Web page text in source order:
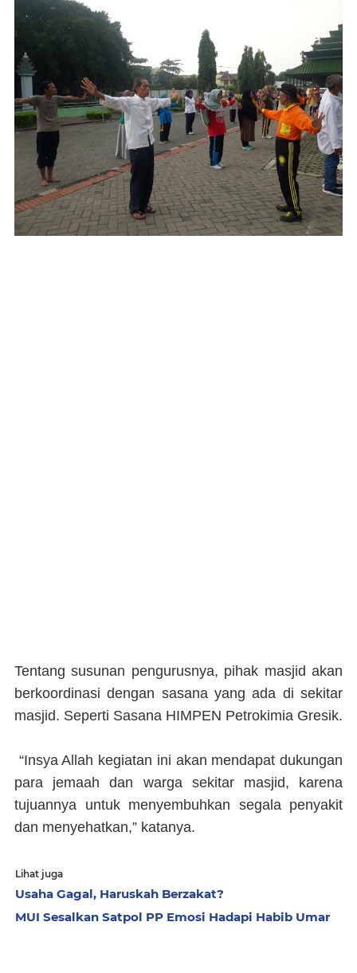
Tentang susunan pengurusnya, pihak masjid akan
berkoordinasi dengan sasana yang ada di sekitar
masjid. Seperti Sasana HIMPEN Petrokimia Gresik.
“Insya Allah kegiatan ini akan mendapat dukungan
para jemaah dan warga sekitar masjid, karena
tujuannya untuk menyembuhkan segala penyakit
dan menyehatkan,” katanya.
Lihat juga
Usaha Gagal, Haruskah Berzakat?
MUI Sesalkan Satpol PP Emosi Hadapi Habib Umar